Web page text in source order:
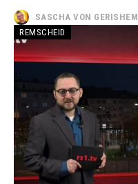
SASCHA VON GERISHEM
REMSCHEID